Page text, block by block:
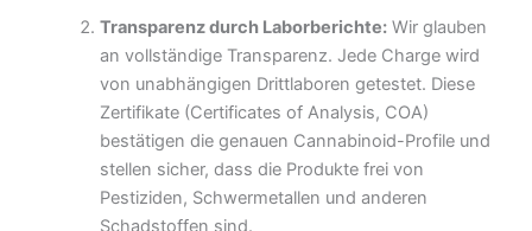
Transparenz durch Laborberichte:Wir glauben
an vollständige Transparenz. Jede Charge wird
von unabhängigen Drittlaboren getestet. Diese
Zertifikate (Certificates of Analysis, COA)
bestätigen die genauen Cannabinoid-Profile und
stellen sicher, dass die Produkte frei von
Pestiziden, Schwermetallen und anderen
Schadstoffen sind.